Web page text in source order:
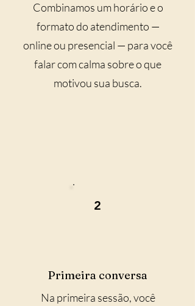
Combinamos um horário e o
formato do atendimento —
online ou presencial — para você
falar com calma sobre o que
motivou sua busca.
2
Primeira conversa
Na primeira sessão, você